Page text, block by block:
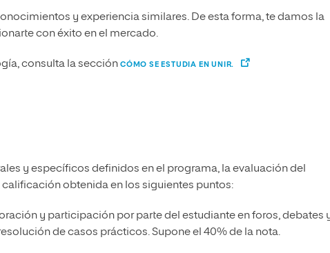
y experiencia similares. De esta forma, te damos la
con éxito en el mercado.
consulta la sección CÓMO SE ESTUDIA EN UNIR.
y específicos definidos en el programa, la evaluación del
obtenida en los siguientes puntos:
y participación por parte del estudiante en foros, debates
de casos prácticos. Supone el 40% de la nota.